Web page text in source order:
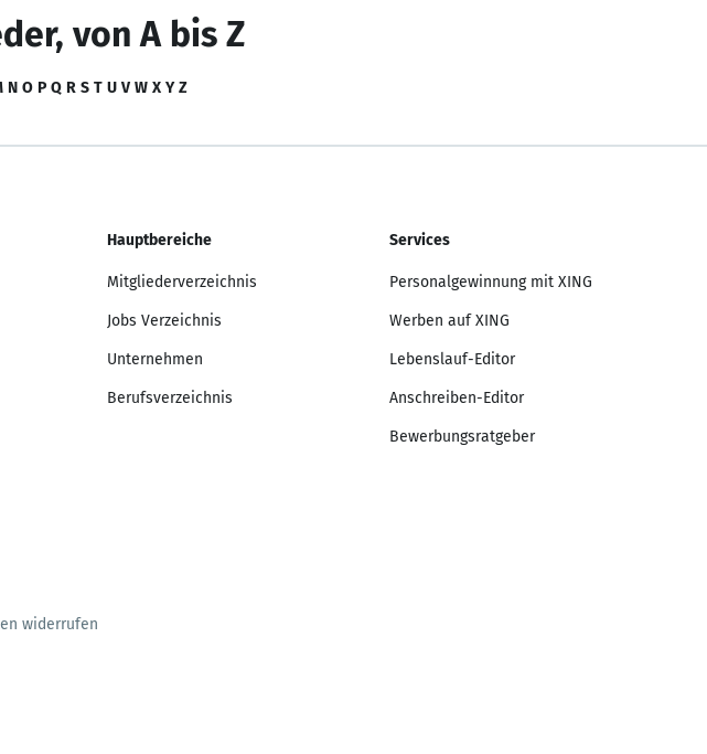
von A bis Z
N O P Q R S T U V W X Y Z
Hauptbereiche
Mitgliederverzeichnis
Jobs Verzeichnis
Unternehmen
Berufsverzeichnis
Services
Personalgewinnung mit XING
Werben auf XING
Lebenslauf-Editor
Anschreiben-Editor
Bewerbungsratgeber
widerrufen